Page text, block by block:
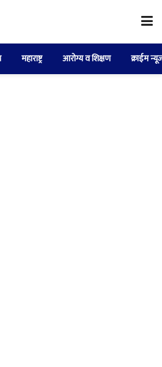
महाराष्ट्र आरोग्य व शिक्षण क्राईम